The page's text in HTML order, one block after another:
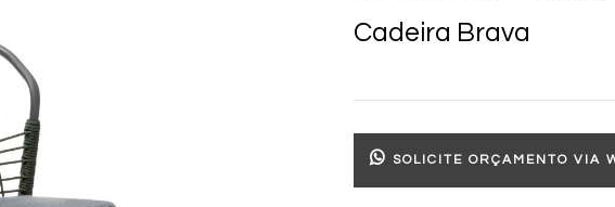
Cadeira Brava
SOLICITE ORÇAMENTO VIA